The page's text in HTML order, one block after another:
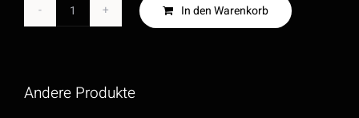
Challenger
Kit
In den Warenkorb
Andere Produkte